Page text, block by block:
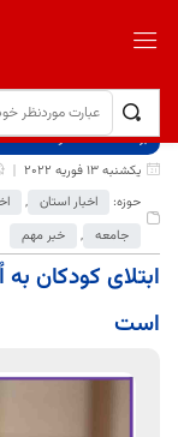
برگ نخست نوشته‌ها
یکشنبه 13 فوریه 2022
حوزه:
اخبار استان ,
جامعه , خبر مهم
ابتلای کودکان
است